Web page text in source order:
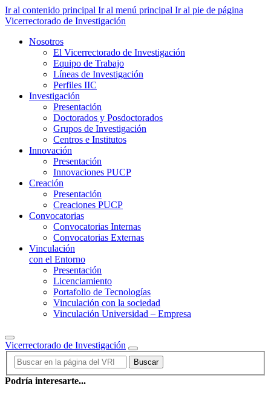
Ir al contenido principal Ir al menú principal Ir al pie de página
Vicerrectorado de Investigación
Nosotros
El Vicerrectorado de Investigación
Equipo de Trabajo
Líneas de Investigación
Perfiles IIC
Investigación
Presentación
Doctorados y Posdoctorados
Grupos de Investigación
Centros e Institutos
Innovación
Presentación
Innovaciones PUCP
Creación
Presentación
Creaciones PUCP
Convocatorias
Convocatorias Internas
Convocatorias Externas
Vinculación
con el Entorno
Presentación
Licenciamiento
Portafolio de Tecnologías
Vinculación con la sociedad
Vinculación Universidad – Empresa
Vicerrectorado de Investigación
Buscar
Podría interesarte...